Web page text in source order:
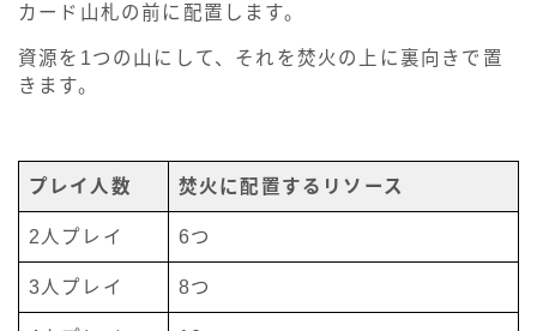
カード山札の前に配置します。
資源を1つの山にして、それを焚火の上に裏向きで置
きます。
プレイ人数 焚火に配置するリソース
2人プレイ 6つ
3人プレイ 8つ